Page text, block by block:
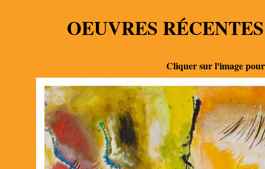
OEUVRES
Cliquer sur l'image